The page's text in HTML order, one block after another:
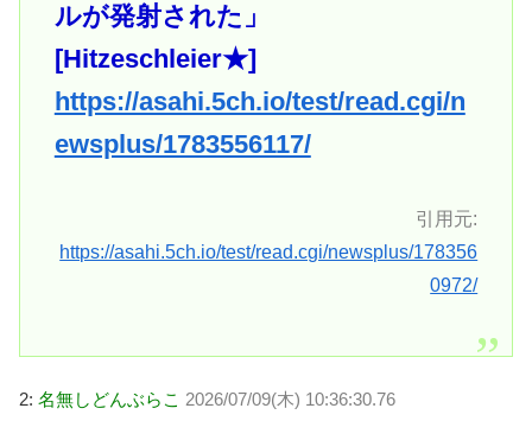
ルが発射された」
[Hitzeschleier★]
https://asahi.5ch.io/test/read.cgi/n
ewsplus/1783556117/
引用元:
https://asahi.5ch.io/test/read.cgi/newsplus/178356
0972/
2: 名無しどんぶらこ 2026/07/09(木) 10:36:30.76